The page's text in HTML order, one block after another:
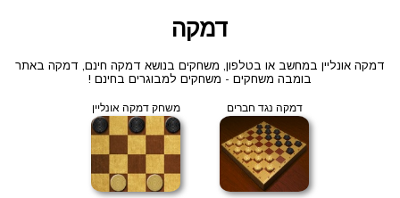
דמקה
דמקה אונליין במחשב או בטלפון, משחקים בנושא דמקה חינם, דמקה באתר
בומבה משחקים - משחקים למבוגרים בחינם !
דמקה נגד חברים משחק דמקה אונליין